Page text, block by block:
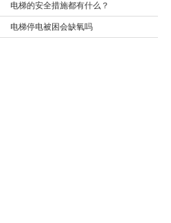
电梯的安全措施都有什么？
电梯停电被困会缺氧吗